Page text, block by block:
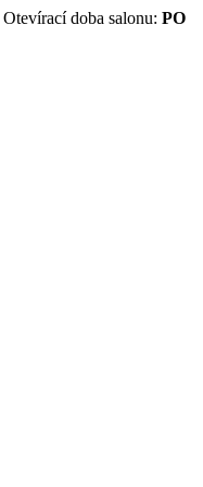
Otevírací doba salonu: PO